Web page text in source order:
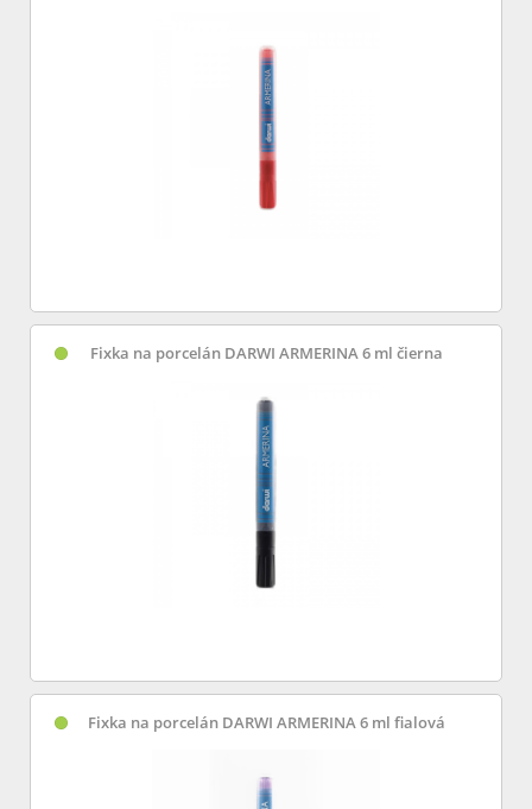
Fixka na porcelán DARWI ARMERINA 6 ml čierna
Fixka na porcelán DARWI ARMERINA 6 ml fialová